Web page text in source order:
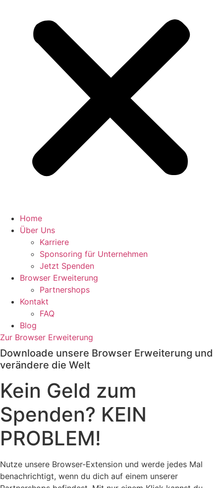
Home
Über Uns
Karriere
Sponsoring für Unternehmen
Jetzt Spenden
Browser Erweiterung
Partnershops
Kontakt
FAQ
Blog
Zur Browser Erweiterung
Downloade unsere Browser Erweiterung und
verändere die Welt
Kein Geld zum
Spenden? KEIN
PROBLEM!
Nutze unsere Browser-Extension und werde jedes Mal
benachrichtigt, wenn du dich auf einem unserer